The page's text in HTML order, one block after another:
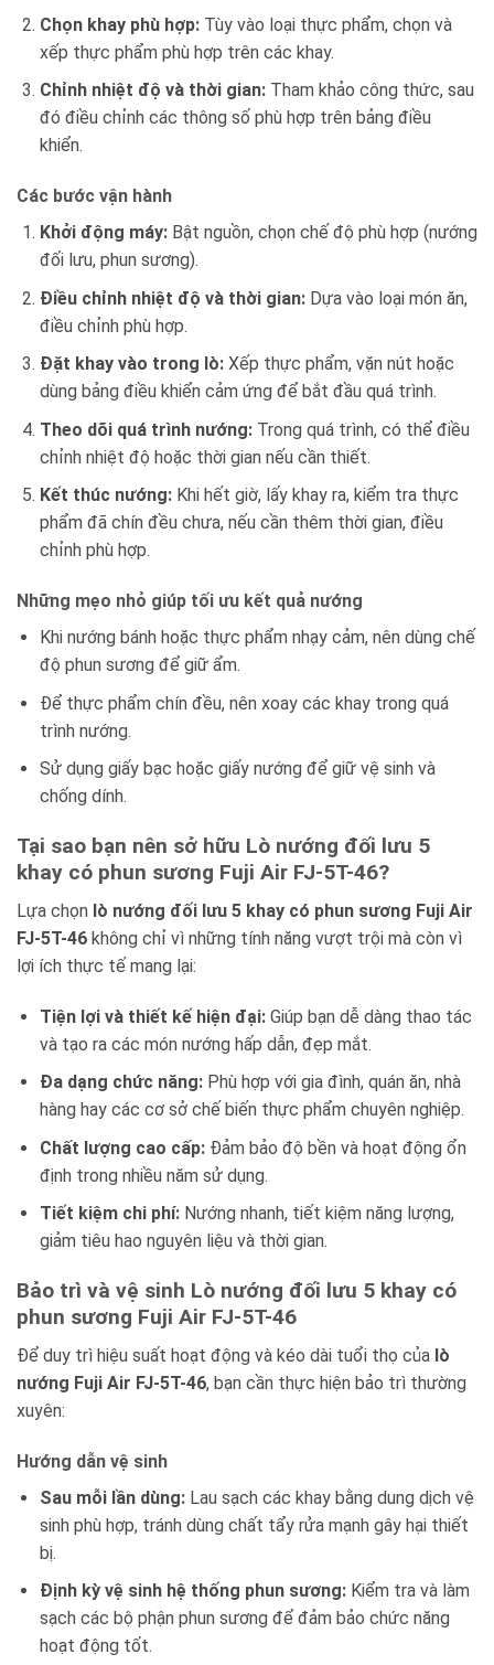
Chọn khay phù hợp:Tùy vào loại thực phẩm, chọn và
xếp thực phẩm phù hợp trên các khay.
Chỉnh nhiệt độ và thời gian:Tham khảo công thức, sau
đó điều chỉnh các thông số phù hợp trên bảng điều
khiển.
Các bước vận hành
Khởi động máy:Bật nguồn, chọn chế độ phù hợp (nướng
đối lưu, phun sương).
Điều chỉnh nhiệt độ và thời gian:Dựa vào loại món ăn,
điều chỉnh phù hợp.
Đặt khay vào trong lò:Xếp thực phẩm, vặn nút hoặc
dùng bảng điều khiển cảm ứng để bắt đầu quá trình.
Theo dõi quá trình nướng:Trong quá trình, có thể điều
chỉnh nhiệt độ hoặc thời gian nếu cần thiết.
Kết thúc nướng:Khi hết giờ, lấy khay ra, kiểm tra thực
phẩm đã chín đều chưa, nếu cần thêm thời gian, điều
chỉnh phù hợp.
Những mẹo nhỏ giúp tối ưu kết quả nướng
Khi nướng bánh hoặc thực phẩm nhạy cảm, nên dùng chế
độ phun sương để giữ ẩm.
Để thực phẩm chín đều, nên xoay các khay trong quá
trình nướng.
Sử dụng giấy bạc hoặc giấy nướng để giữ vệ sinh và
chống dính.
Tại sao bạn nên sở hữu Lò nướng đối lưu 5
khay có phun sương Fuji Air FJ-5T-46?
Lựa chọn lò nướng đối lưu 5 khay có phun sương Fuji Air
FJ-5T-46 không chỉ vì những tính năng vượt trội mà còn vì
lợi ích thực tế mang lại:
Tiện lợi và thiết kế hiện đại:Giúp bạn dễ dàng thao tác
và tạo ra các món nướng hấp dẫn, đẹp mắt.
Đa dạng chức năng:Phù hợp với gia đình, quán ăn, nhà
hàng hay các cơ sở chế biến thực phẩm chuyên nghiệp.
Chất lượng cao cấp:Đảm bảo độ bền và hoạt động ổn
định trong nhiều năm sử dụng.
Tiết kiệm chi phí:Nướng nhanh, tiết kiệm năng lượng,
giảm tiêu hao nguyên liệu và thời gian.
Bảo trì và vệ sinh Lò nướng đối lưu 5 khay có
phun sương Fuji Air FJ-5T-46
Để duy trì hiệu suất hoạt động và kéo dài tuổi thọ của lò
nướng Fuji Air FJ-5T-46, bạn cần thực hiện bảo trì thường
xuyên:
Hướng dẫn vệ sinh
Sau mỗi lần dùng:Lau sạch các khay bằng dung dịch vệ
sinh phù hợp, tránh dùng chất tẩy rửa mạnh gây hại thiết
bị.
Định kỳ vệ sinh hệ thống phun sương:Kiểm tra và làm
sạch các bộ phận phun sương để đảm bảo chức năng
hoạt động tốt.